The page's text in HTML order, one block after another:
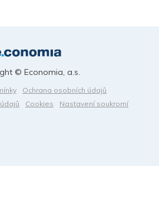
Ochrana osobních údajů
Cookies Nastavení soukromí
© Economia, a.s.